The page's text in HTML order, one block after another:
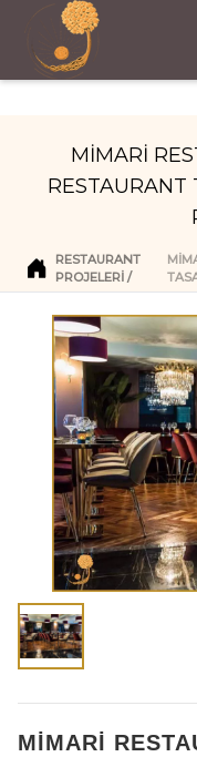
MİMARİ
RESTAURANT
RESTAURANT
PROJELERI
MİMARİ